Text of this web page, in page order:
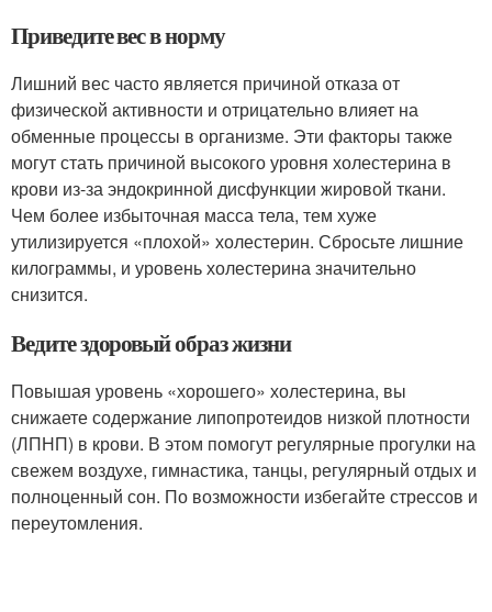
Приведите вес в норму
Лишний вес часто является причиной отказа от
физической активности и отрицательно влияет на
обменные процессы в организме. Эти факторы также
могут стать причиной высокого уровня холестерина в
крови из-за эндокринной дисфункции жировой ткани.
Чем более избыточная масса тела, тем хуже
утилизируется «плохой» холестерин. Сбросьте лишние
килограммы, и уровень холестерина значительно
снизится.
Ведите здоровый образ жизни
Повышая уровень «хорошего» холестерина, вы
снижаете содержание липопротеидов низкой плотности
(ЛПНП) в крови. В этом помогут регулярные прогулки на
свежем воздухе, гимнастика, танцы, регулярный отдых и
полноценный сон. По возможности избегайте стрессов и
переутомления.